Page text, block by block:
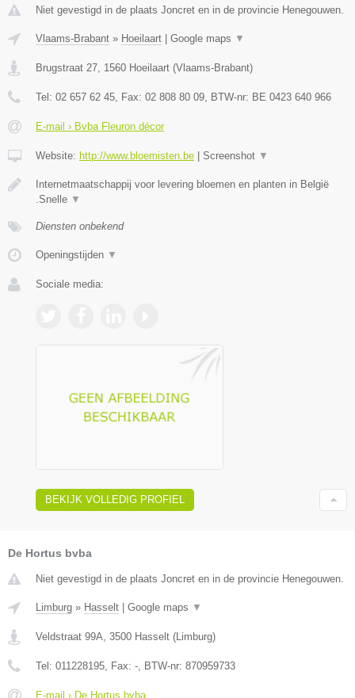
Niet gevestigd in de plaats Joncret en in de provincie Henegouwen.
Vlaams-Brabant » Hoeilaart | Google maps ▼
Brugstraat 27 1560 Hoeilaart (Vlaams-Brabant)
Tel: 02 657 62 45 , Fax: 02 808 80 09 , BTW-nr: BE 0423 640 966
E-mail › Bvba Fleuron décor
Website: http://www.bloemisten.be | Screenshot ▼
Internetmaatschappij voor levering bloemen en planten in België
.Snelle ▼
Diensten onbekend
Openingstijden ▼
Sociale media:
BEKIJK VOLLEDIG PROFIEL
De Hortus bvba
Niet gevestigd in de plaats Joncret en in de provincie Henegouwen.
Limburg » Hasselt Google maps ▼
Veldstraat 99A, 3500 Hasselt (Limburg)
Tel: 011228195, Fax: -, BTW-nr: 870959733
E-mail › De Hortus bvba